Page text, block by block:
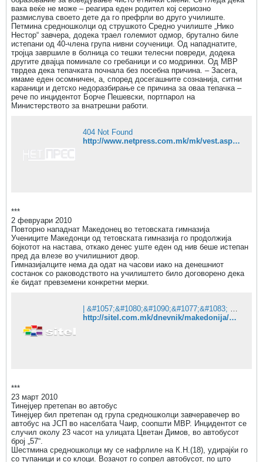
вака веќе не може – реагира еден родител кој сериозно
размислува своето дете да го префрли во друго училиште.
Петмина средношколци од струшкото Средно училиште „Нико
Нестор“ завчера, додека траел големиот одмор, брутално биле
истепани од 40-члена група нивни соученици. Од нападнатите,
тројца завршиле в болница со тешки телесни повреди, додека
другите двајца поминале со гребаници и со модринки. Од МВР
тврдеа дека тепачката почнала без посебна причина. – Засега,
имаме еден осомничен, а, според досегашните сознанија, ситни
караници и детско недоразбирање се причина за оваа тепачка –
рече по инцидентот Борче Пешевски, портпарол на
Министерството за внатрешни работи.
404 Not Found
http://www.netpress.com.mk/mk/vest.asp?id=48600&kategorija=7
***
2 февруари 2010
Повторно нападнат Македонец во тетовската гимназија
Учениците Македонци од тетовската гимназија го продолжија
бојкотот на настава, откако денес уште еден од нив беше истепан
пред да влезе во училишниот двор.
Гимназијалците нема да одат на часови иако на денешниот
состанок со раководството на училиштето било договорено дека
ќе бидат превземени конкретни мерки.
| &#1057;&#1080;&#1090;&#1077;&#1083; &#1058;&#1077;&#1083;&#1077;&#1074;&#1080;&#1079;&#1080;&#1112;&#1072;
http://sitel.com.mk/dnevnik/makedonija/povtorno-napadnat-makedonec-vo-tetovskata-gimnazija
***
23 март 2010
Тинејџер претепан во автобус
Тинејџер бил претепан од група средношколци завчеравечер во
автобус на ЈСП во населбата Чаир, соопшти МВР. Инцидентот се
случил околу 23 часот на улицата Цветан Димов, во автобусот
број „57“.
Шестмина средношколци му се нафрлиле на К.Н.(18), удирајќи го
со тупаници и со клоци. Возачот го сопрел автобусот, по што